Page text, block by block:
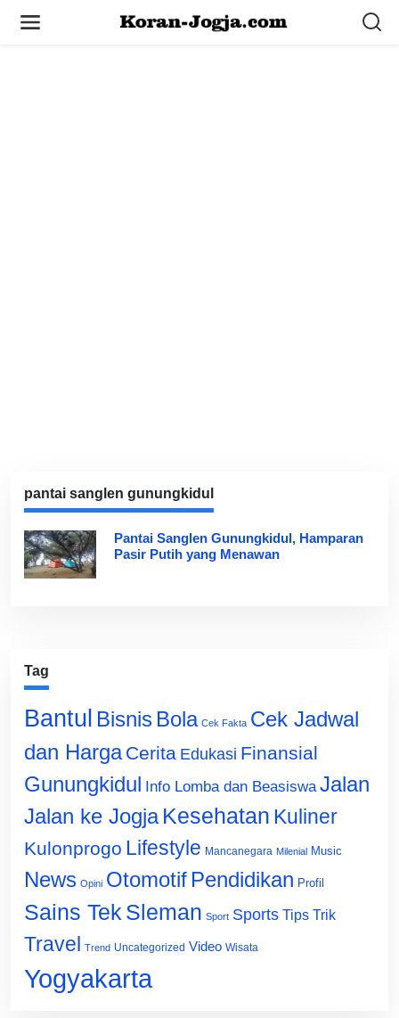
pantai sanglen gunungkidul
Pantai Sanglen Gunungkidul, Hamparan
Pasir Putih yang Menawan
Tag
Bantul Bisnis Bola Cek Fakta Cek Jadwal
dan Harga Cerita Edukasi Finansial
Gunungkidul Info Lomba dan Beasiswa Jalan
Jalan ke Jogja Kesehatan Kuliner
Kulonprogo Lifestyle Mancanegara Milenial Music
News Opini Otomotif Pendidikan Profil
Sains Tek Sleman Sport Sports Tips Trik
Travel Trend Uncategorized Video Wisata
Yogyakarta